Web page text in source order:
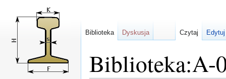
Biblioteka:A-
Biblioteka Dyskusja Czytaj